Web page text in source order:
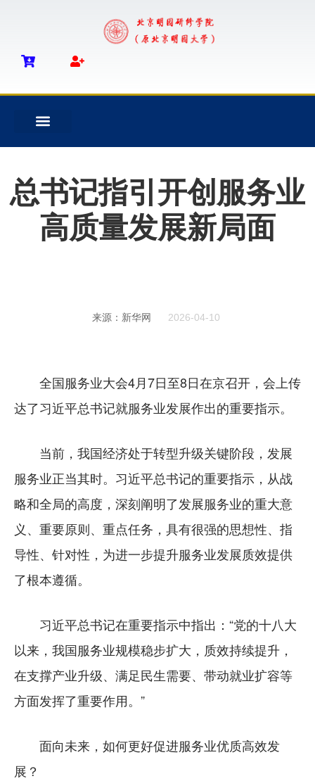
总书记指引开创服务业
高质量发展新局面
来源：新华网 2026-04-10
全国服务业大会4月7日至8日在京召开，会上传
达了习近平总书记就服务业发展作出的重要指示。
当前，我国经济处于转型升级关键阶段，发展
服务业正当其时。习近平总书记的重要指示，从战
略和全局的高度，深刻阐明了发展服务业的重大意
义、重要原则、重点任务，具有很强的思想性、指
导性、针对性，为进一步提升服务业发展质效提供
了根本遵循。
习近平总书记在重要指示中指出：“党的十八大
以来，我国服务业规模稳步扩大，质效持续提升，
在支撑产业升级、满足民生需要、带动就业扩容等
方面发挥了重要作用。”
面向未来，如何更好促进服务业优质高效发
展？